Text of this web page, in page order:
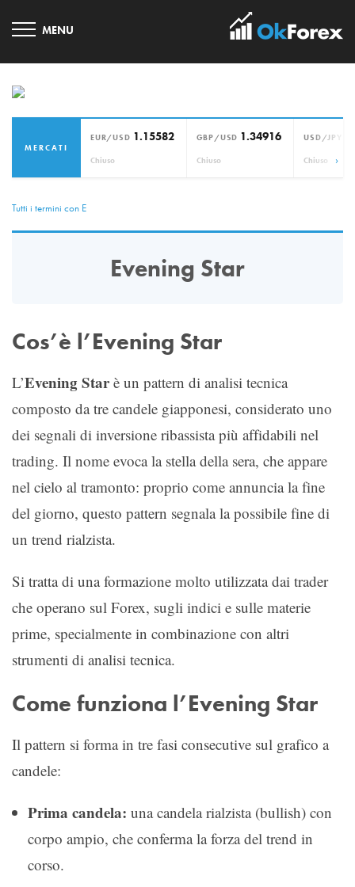
MERCATI
EUR/USD 1.15582
Chiuso
GBP/USD 1.34916
Chiuso
USD/JPY
Chiuso ›
Tutti i termini con E
Evening Star
Cos’è l’Evening Star
L’Evening Starè un pattern di analisi tecnica
composto da tre candele giapponesi, considerato uno
dei segnali di inversione ribassista più affidabili nel
trading. Il nome evoca la stella della sera, che appare
nel cielo al tramonto: proprio come annuncia la fine
del giorno, questo pattern segnala la possibile fine di
un trend rialzista.
Si tratta di una formazione molto utilizzata dai trader
che operano sul Forex, sugli indici e sulle materie
prime, specialmente in combinazione con altri
strumenti di analisi tecnica.
Come funziona l’Evening Star
Il pattern si forma in tre fasi consecutive sul grafico a
candele:
Prima candela: una candela rialzista (bullish) con
corpo ampio, che conferma la forza del trend in
corso.